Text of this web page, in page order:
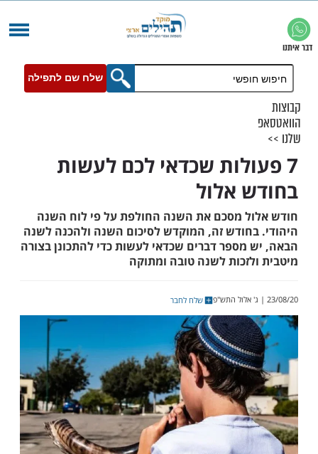
שלח שם לתפילה
שכדאי לכם לעשות
אלול
מסכם את השנה החולפת על פי לוח השנה
דברים שכדאי לעשות כדי להתכונן בצורה
לשנה טובה ומתוקה
שלח לחבר